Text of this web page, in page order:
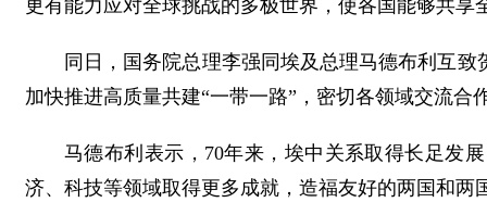
更有能力应对全球挑战的多极世界，使各国能够共
同日，国务院总理李强同埃及总理马德布利互
加快推进高质量共建“一带一路”，密切各领域交流
马德布利表示，70年来，埃中关系取得长足发
济、科技等领域取得更多成就，造福友好的两国和两